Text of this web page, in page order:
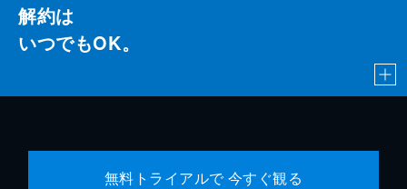
解約は
いつでもOK。
無料トライアルで 今すぐ観る